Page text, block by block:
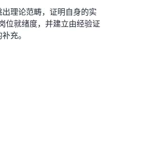
理论范畴，证明自身的实
位就绪度，并建立由经验证
充。